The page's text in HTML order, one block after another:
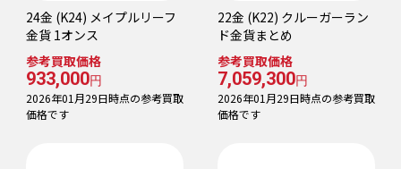
24金 (K24) メイプルリーフ
金貨 1オンス
参考買取価格
933,000円
2026年01月29日時点の参考買取
価格です
22金 (K22) クルーガーラン
ド金貨まとめ
参考買取価格
7,059,300円
2026年01月29日時点の参考買取
価格です